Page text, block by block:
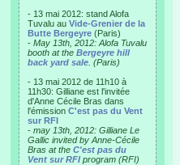
- 13 mai 2012: stand Alofa
Tuvalu au Vide-Grenier de la
Butte Bergeyre (Paris)
- May 13th, 2012: Alofa Tuvalu
booth at the Bergeyre hill
back yard sale . (Paris)
- 13 mai 2012 de 11h10 à
11h30: Gilliane est l'invitée
d'Anne Cécile Bras dans
l'émission C'est pas du Vent
sur RFI
- may 13th, 2012: Gilliane Le
Gallic invited by Anne-Cécile
Bras at the C'est pas du
Vent sur RFI program (RFI)